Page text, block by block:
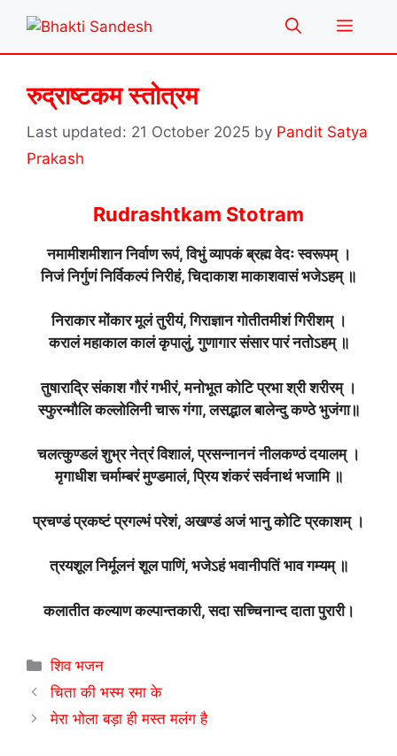
content
Menu
रुद्राष्टकम स्तोत्रम
21 October 2025 by Pandit Satya
Prakash
Rudrashtkam Stotram
नमामीशमीशान निर्वाण रूपं, विभुं व्यापकं ब्रह्म वेदः स्वरूपम् ।
निजं निर्गुणं निर्विकल्पं निरीहं, चिदाकाश माकाशवासं भजेऽहम् ॥
निराकार मोंकार मूलं तुरीयं, गिराज्ञान गोतीतमीशं गिरीशम् ।
करालं महाकाल कालं कृपालुं, गुणागार संसार पारं नतोऽहम् ॥
तुषाराद्रि संकाश गौरं गभीरं, मनोभूत कोटि प्रभा श्री शरीरम् ।
स्फुरन्मौलि कल्लोलिनी चारू गंगा, लसद्भाल बालेन्दु कण्ठे भुजंगा॥
चलत्कुण्डलं शुभ्र नेत्रं विशालं, प्रसन्नाननं नीलकण्ठं दयालम् ।
मृगाधीश चर्माम्बरं मुण्डमालं, प्रिय शंकरं सर्वनाथं भजामि ॥
प्रचण्डं प्रकष्टं प्रगल्भं परेशं, अखण्डं अजं भानु कोटि प्रकाशम् ।
त्रयशूल निर्मूलनं शूल पाणिं, भजेऽहं भवानीपतिं भाव गम्यम् ॥
कलातीत कल्याण कल्पान्तकारी, सदा सच्चिनान्द दाता पुरारी।
Categories
शिव भजन
चिता की भस्म रमा के
मेरा भोला बड़ा ही मस्त मलंग है